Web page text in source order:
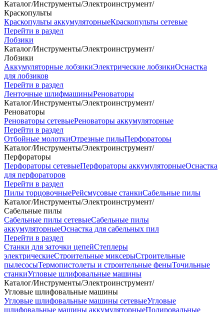
Каталог/Инструменты/Электроинструмент/
Краскопульты
Краскопульты аккумуляторныеКраскопульты сетевые
Перейти в раздел
Лобзики
Каталог/Инструменты/Электроинструмент/
Лобзики
Аккумуляторные лобзикиЭлектрические лобзикиОснастка
для лобзиков
Перейти в раздел
Ленточные шлифмашиныРеноваторы
Каталог/Инструменты/Электроинструмент/
Реноваторы
Реноваторы сетевыеРеноваторы аккумуляторные
Перейти в раздел
Отбойные молоткиОтрезные пилыПерфораторы
Каталог/Инструменты/Электроинструмент/
Перфораторы
Перфораторы сетевыеПерфораторы аккумуляторныеОснастка
для перфораторов
Перейти в раздел
Пилы торцовочныеРейсмусовые станкиСабельные пилы
Каталог/Инструменты/Электроинструмент/
Сабельные пилы
Сабельные пилы сетевыеСабельные пилы
аккумуляторныеОснастка для сабельных пил
Перейти в раздел
Станки для заточки цепейСтеплеры
электрическиеСтроительные миксерыСтроительные
пылесосыТермопистолеты и строительные феныТочильные
станкиУгловые шлифовальные машины
Каталог/Инструменты/Электроинструмент/
Угловые шлифовальные машины
Угловые шлифовальные машины сетевыеУгловые
шлифовальные машины аккумуляторныеПолировальные